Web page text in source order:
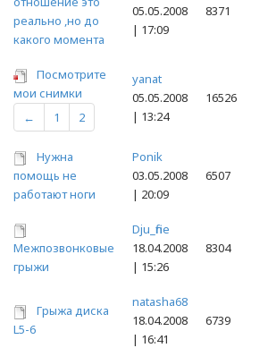
реально ,но до
какого момента
05.05.2008
| 17:09
8371
Посмотрите
мои снимки
←
1 2
yanat
05.05.2008
| 13:24
16526
Нужна
помощь не
работают ноги
Ponik
03.05.2008
| 20:09
6507
Межпозвонковые
грыжи
Dju_fine
18.04.2008
| 15:26
8304
Грыжа диска
L5-6
natasha68
18.04.2008
| 16:41
6739